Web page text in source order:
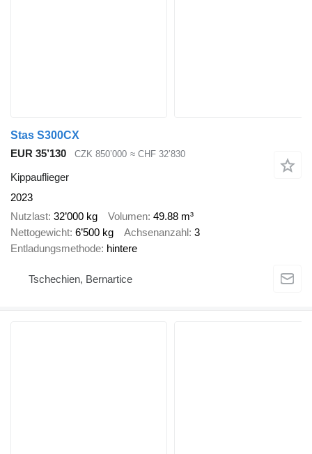
Stas S300CX
EUR 35’130
CZK 850’000 ≈ CHF 32’830
Kippauflieger
2023
Nutzlast 32’000 kg Volumen 49.88 m³
Nettogewicht 6’500 kg Achsenanzahl 3
Entladungsmethode hintere
Tschechien, Bernartice